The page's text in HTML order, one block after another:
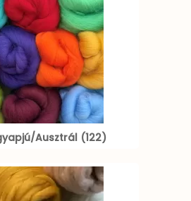
Ausztrál (122)